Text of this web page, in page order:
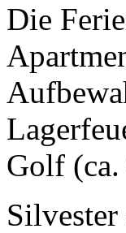
Die
Golf
Silvester